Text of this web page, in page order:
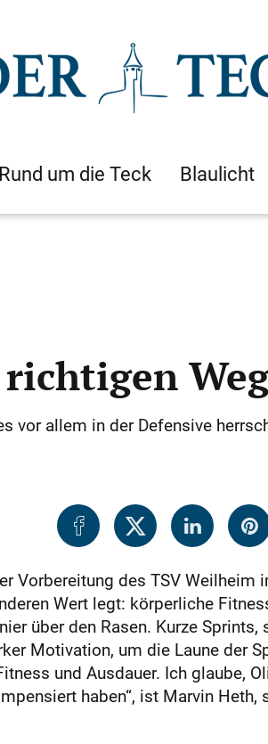
Rund um die Teck Blaulicht
vor allem in der Defensive
Vorbereitung des TSV
Wert legt: körperliche
über den Rasen. Kurze
Motivation, um die Laune der
und Ausdauer. Ich glaube,
haben“, ist Marvin